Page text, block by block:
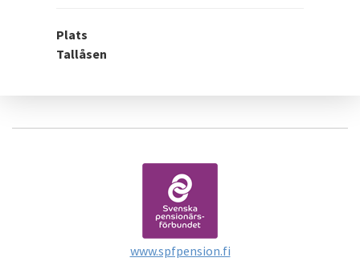
Plats
Tallåsen
www.spfpension.fi